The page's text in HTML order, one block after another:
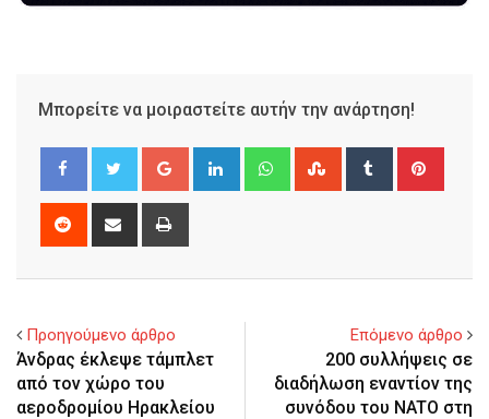
Μπορείτε να μοιραστείτε αυτήν την ανάρτηση!
Google+ LinkedIn WhatsappStumbleUpon
Tumblr
Reddit
Share
Προηγούμενο άρθρο
Άνδρας έκλεψε τάμπλετ
από τον χώρο του
αεροδρομίου Ηρακλείου
Επόμενο άρθρο
200 συλλήψεις σε
διαδήλωση εναντίον της
συνόδου του NATO στη